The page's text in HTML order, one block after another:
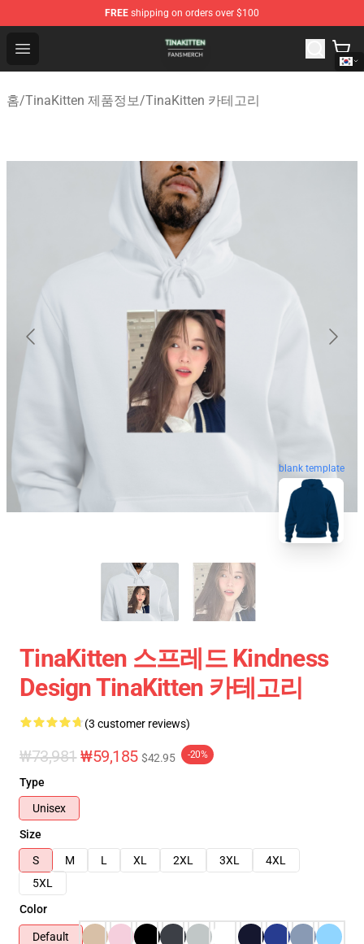
FREE shipping on orders over $100
Open menu
TinaKitten Shop - Official TinaKitten Merchandise Store
홈/TinaKitten 제품정보/TinaKitten 카테고리
blank template
TinaKitten 스프레드 Kindness
Design TinaKitten 카테고리
(3 customer reviews)
₩73,981 ₩59,185 $42.95 -20%
Type
Unisex
Size
S
M L XL 2XL 3XL
4XL
5XL
Color
Default